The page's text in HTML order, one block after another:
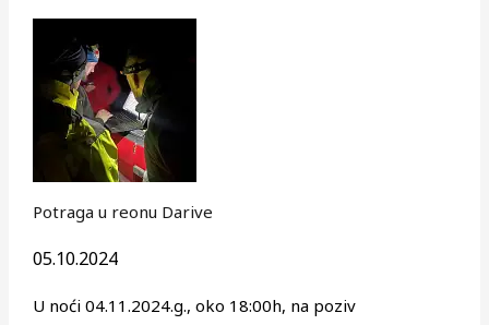
Potraga u reonu Darive
05.10.2024
U noći 04.11.2024.g., oko 18:00h, na poziv